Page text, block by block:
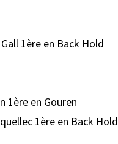
1ère en Back Hold
1ère en Gouren
1ère en Back Hold